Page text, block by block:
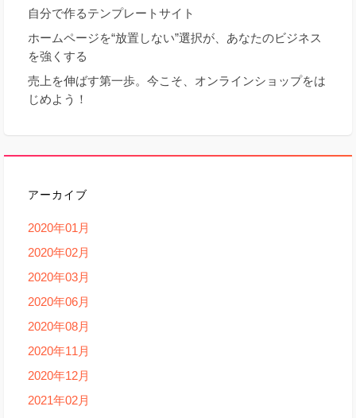
自分で作るテンプレートサイト
ホームページを“放置しない”選択が、あなたのビジネス
を強くする
売上を伸ばす第一歩。今こそ、オンラインショップをは
じめよう！
アーカイブ
2020年01月
2020年02月
2020年03月
2020年06月
2020年08月
2020年11月
2020年12月
2021年02月